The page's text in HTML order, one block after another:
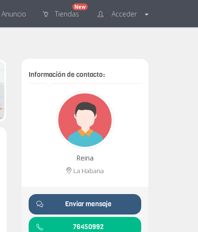
Anuncio Tiendas
New
Acceder
Información de contacto:
Reina
La Habana
Enviar mensaje
76450992